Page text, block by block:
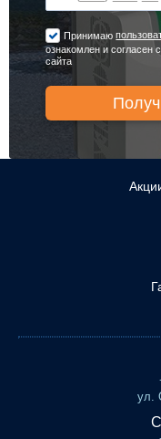
Принимаю
ознакомлен и согласен
сайта
ул.